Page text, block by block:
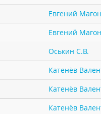
Евгений
Евгений
Оськин С.В.
Катенёв
Катенёв
Катенёв